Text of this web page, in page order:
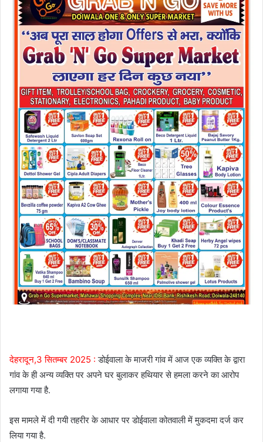
देहरादून,3 सितम्बर 2025 : डोईवाला के माजरी गांव में आज एक व्यक्ति के द्वारा
गांव के ही अन्य व्यक्ति पर अपने घर बुलाकर हथियार से हमला करने का आरोप
लगाया गया है.
इस मामले में दी गयी तहरीर के आधार पर डोईवाला कोतवाली में मुकदमा दर्ज कर
लिया गया है.